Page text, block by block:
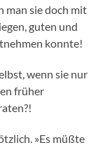
man sie doch mit
guten und
konnte!
wenn sie nur
früher
»Es müßte